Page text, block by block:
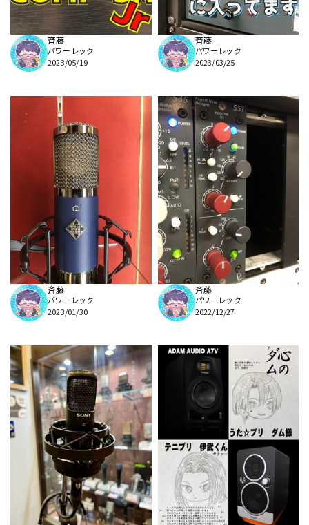
斉藤
パワーレック
2023/05/19
斉藤
パワーレック
2023/03/25
斉藤
パワーレック
2023/01/30
斉藤
パワーレック
2022/12/27